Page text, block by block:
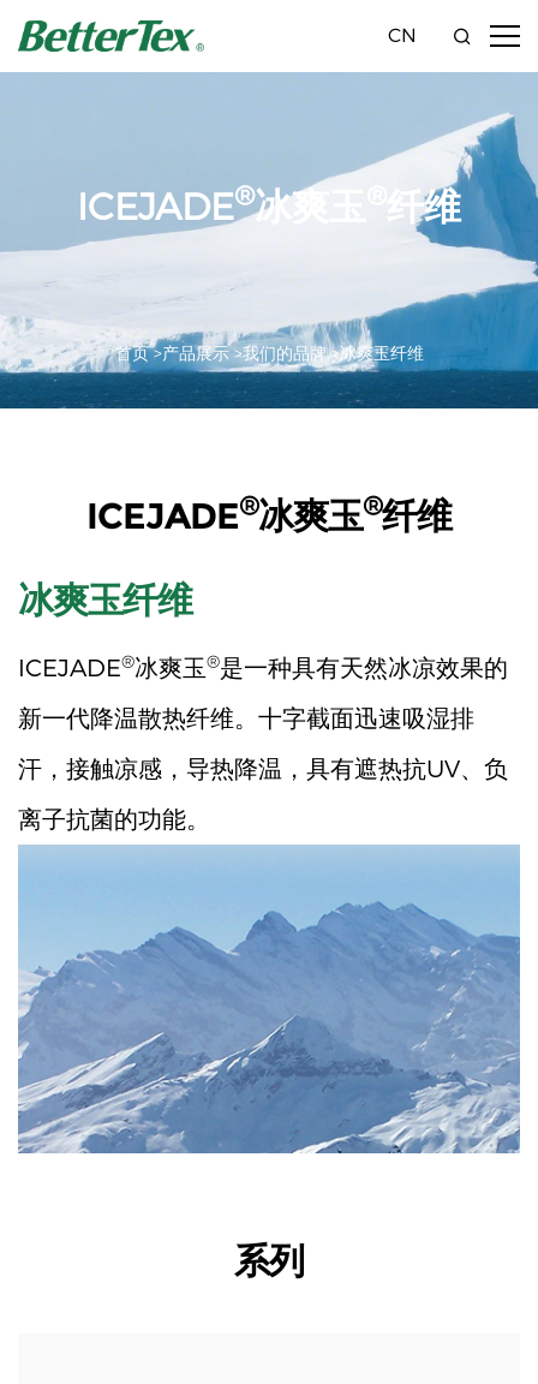
CN
ICEJADE®冰爽玉 纤维
首页 >产品展示 >我们的品牌 >冰爽玉纤维
ICEJADE®冰爽玉®纤维
冰爽玉纤维
ICEJADE®冰爽玉®是一种具有天然冰凉效果的
新一代降温散热纤维。十字截面迅速吸湿排
汗，接触凉感，导热降温，具有遮热抗UV、负
离子抗菌的功能。
系列